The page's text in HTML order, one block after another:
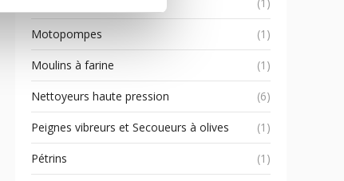
Motopompes (1)
Moulins à farine (1)
Nettoyeurs haute pression (6)
Peignes vibreurs et Secoueurs à olives (1)
Pétrins (1)